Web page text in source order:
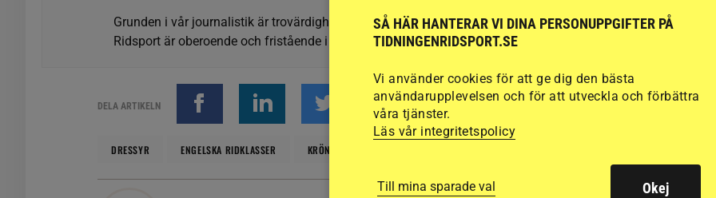
Grunden i vår journalistik är trovärdighet och opartiskhet. Det vi publicerar ska vara sant och relevant.
Ridsport är oberoende och fristående i förhållande till ekonomiska, privata, politiska och andra intressen.
DELA ARTIKELN
DRESSYR ENGELSKA RIDKLASSER KRÖNIKA
SÅ HÄR HANTERAR VI DINA PERSONUPPGIFTER PÅ
TIDNINGENRIDSPORT.SE
Vi använder cookies för att ge dig den bästa
användarupplevelsen och för att utveckla och förbättra
våra tjänster.
Läs vår integritetspolicy
Till mina sparade val Okej